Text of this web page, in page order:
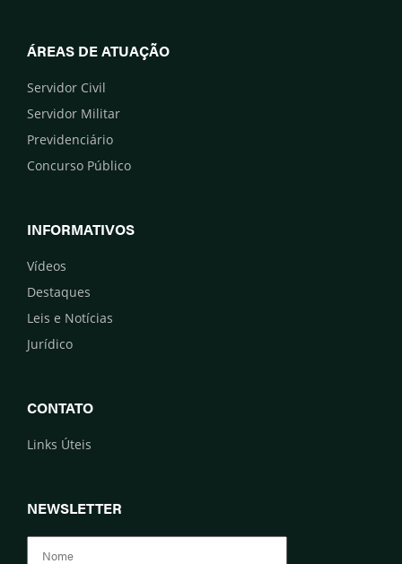
ÁREAS DE ATUAÇÃO
Servidor Civil
Servidor Militar
Previdenciário
Concurso Público
INFORMATIVOS
Vídeos
Destaques
Leis e Notícias
Jurídico
CONTATO
Links Úteis
NEWSLETTER